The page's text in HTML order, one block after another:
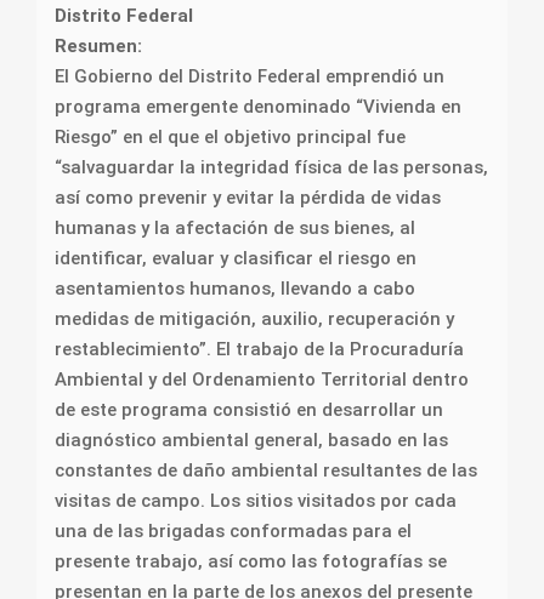
Distrito Federal
Resumen:
El Gobierno del Distrito Federal emprendió un
programa emergente denominado “Vivienda en
Riesgo” en el que el objetivo principal fue
“salvaguardar la integridad física de las personas,
así como prevenir y evitar la pérdida de vidas
humanas y la afectación de sus bienes, al
identificar, evaluar y clasificar el riesgo en
asentamientos humanos, llevando a cabo
medidas de mitigación, auxilio, recuperación y
restablecimiento”. El trabajo de la Procuraduría
Ambiental y del Ordenamiento Territorial dentro
de este programa consistió en desarrollar un
diagnóstico ambiental general, basado en las
constantes de daño ambiental resultantes de las
visitas de campo. Los sitios visitados por cada
una de las brigadas conformadas para el
presente trabajo, así como las fotografías se
presentan en la parte de los anexos del presente